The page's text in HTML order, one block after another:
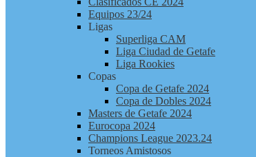
Equipos 23/24
Ligas
Superliga CAM
Liga Ciudad de Getafe
Liga Rookies
Copas
Copa de Getafe 2024
Copa de Dobles 2024
Masters de Getafe 2024
Eurocopa 2024
Champions League 2023.24
Torneos Amistosos